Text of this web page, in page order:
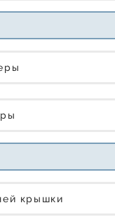
крышки